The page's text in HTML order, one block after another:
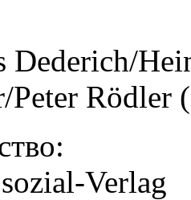
Dederich/
Peter Rödler
Verlag